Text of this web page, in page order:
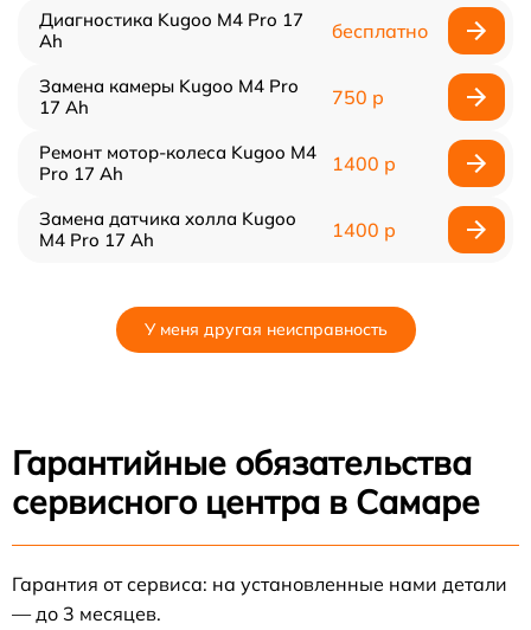
Диагностика Kugoo M4 Pro 17
Ah
бесплатно
Замена камеры Kugoo M4 Pro
17 Ah
750 р
Ремонт мотор-колеса Kugoo M4
Pro 17 Ah
1400 р
Замена датчика холла Kugoo
M4 Pro 17 Ah
1400 р
У меня другая неисправность
Гарантийные обязательства
сервисного центра в Самаре
Гарантия от сервиса: на установленные нами детали
— до 3 месяцев.